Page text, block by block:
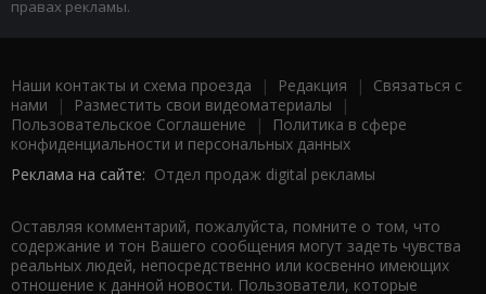
правах рекламы.
Наши контакты и схема проезда | Редакция | Связаться с
нами | Разместить свои видеоматериалы |
Пользовательское Соглашение |
Политика в сфере
конфиденциальности и персональных данных
Реклама на сайте: Отдел продаж digital рекламы
Оставляя комментарий, пожалуйста, помните о том, что
содержание и тон Вашего сообщения могут задеть чувства
реальных людей, непосредственно или косвенно имеющих
отношение к данной новости. Пользователи, которые